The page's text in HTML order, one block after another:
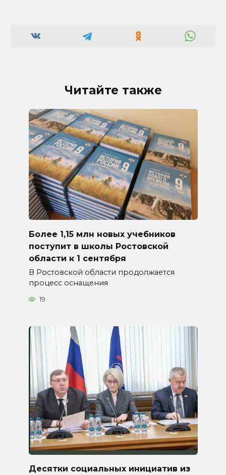
Читайте также
Более 1,15 млн новых учебников
поступит в школы Ростовской
области к 1 сентября
В Ростовской области продолжается
процесс оснащения
19
Десятки социальных инициатив из